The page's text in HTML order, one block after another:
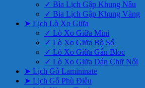
✓ Bìa Lịch Gập Khung Nâu
✓ Bìa Lịch Gập Khung Vàng
➤ Lịch Lò Xo Giữa
✓ Lò Xo Giữa Mini
✓ Lò Xo Giữa Bộ Số
✓ Lò Xo Giữa Gắn Bloc
✓ Lò Xo Giữa Dán Chữ Nổi
➤ Lịch Gỗ Lamininate
➤ Lịch Gỗ Phù Điêu